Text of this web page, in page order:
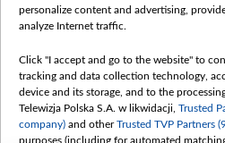
Белсат
Жэстачайшы
Belsat
Biełsat
Белсат
personalize content and advertising,
analyze Internet traffic.
Click "I accept and go to the website" to
tracking and data collection technology,
device and its storage, and to the
Telewizja Polska S.A. w likwidacji, Trusted
company) and otherTrusted TVP Partners
purposes (including for automated